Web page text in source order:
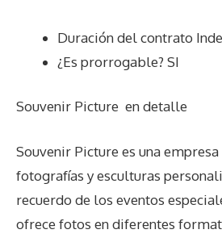
Duración del contrato
¿Es prorrogable? SI
Souvenir Picture en detalle
Souvenir Picture es una
fotografías y esculturas
recuerdo de los eventos
ofrece fotos en diferentes